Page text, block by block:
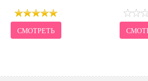
СМОТРЕТЬ